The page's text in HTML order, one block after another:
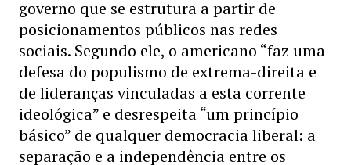
governo que se estrutura a partir de
posicionamentos públicos nas redes
sociais. Segundo ele, o americano “faz uma
defesa do populismo de extrema-direita e
de lideranças vinculadas a esta corrente
ideológica” e desrespeita “um princípio
básico” de qualquer democracia liberal: a
separação e a independência entre os